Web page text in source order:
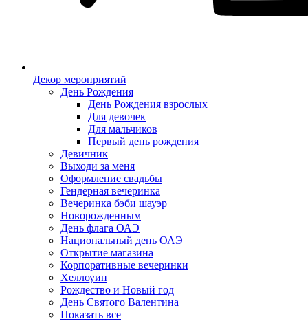
Декор мероприятий
День Рождения
День Рождения взрослых
Для девочек
Для мальчиков
Первый день рождения
Девичник
Выходи за меня
Оформление свадьбы
Гендерная вечеринка
Вечеринка бэби шауэр
Новорожденным
День флага ОАЭ
Национальный день ОАЭ
Открытие магазина
Корпоративные вечеринки
Хеллоуин
Рождество и Новый год
День Святого Валентина
Показать все